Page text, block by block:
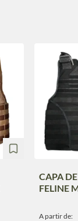
CAPA
FELINE
A partir de: